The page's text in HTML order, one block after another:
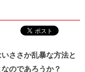
ささか乱暴な方法と
のであろうか？